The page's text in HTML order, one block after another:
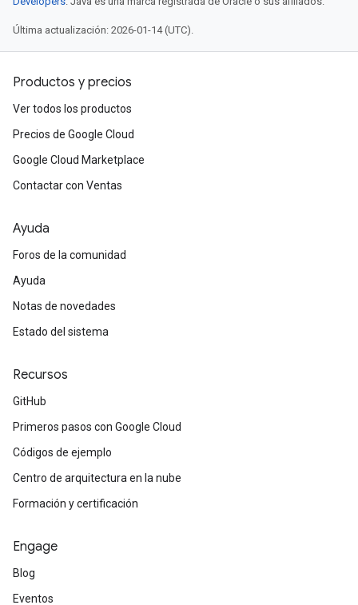
Última actualización: 2026-01-14 (UTC).
Productos y precios
Ver todos los productos
Precios de Google Cloud
Google Cloud Marketplace
Contactar con Ventas
Ayuda
Foros de la comunidad
Ayuda
Notas de novedades
Estado del sistema
Recursos
GitHub
Primeros pasos con Google Cloud
Códigos de ejemplo
Centro de arquitectura en la nube
Formación y certificación
Engage
Blog
Eventos